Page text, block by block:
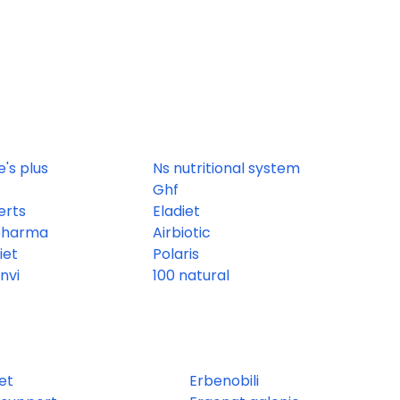
plus
Ns nutritional system
Ghf
Eladiet
Airbiotic
Polaris
100 natural
Erbenobili